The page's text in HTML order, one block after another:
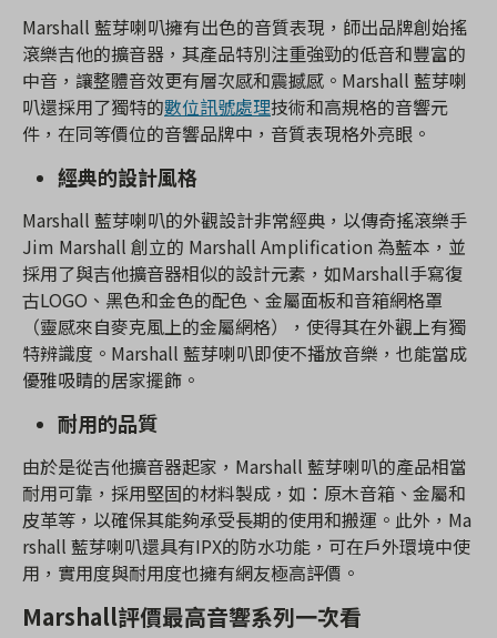
Marshall 藍芽喇叭擁有出色的音質表現，師出品牌創始搖
滾樂吉他的擴音器，其產品特別注重強勁的低音和豐富的
中音，讓整體音效更有層次感和震撼感。Marshall 藍芽喇
叭還採用了獨特的數位訊號處理技術和高規格的音響元
件，在同等價位的音響品牌中，音質表現格外亮眼。
經典的設計風格
Marshall 藍芽喇叭的外觀設計非常經典，以傳奇搖滾樂手
Jim Marshall 創立的 Marshall Amplification 為藍本，並
採用了與吉他擴音器相似的設計元素，如Marshall手寫復
古LOGO、黑色和金色的配色、金屬面板和音箱網格罩
（靈感來自麥克風上的金屬網格），使得其在外觀上有獨
特辨識度。Marshall 藍芽喇叭即使不播放音樂，也能當成
優雅吸睛的居家擺飾。
耐用的品質
由於是從吉他擴音器起家，Marshall 藍芽喇叭的產品相當
耐用可靠，採用堅固的材料製成，如：原木音箱、金屬和
皮革等，以確保其能夠承受長期的使用和搬運。此外，Ma
rshall 藍芽喇叭還具有IPX的防水功能，可在戶外環境中使
用，實用度與耐用度也擁有網友極高評價。
Marshall評價最高音響系列一次看